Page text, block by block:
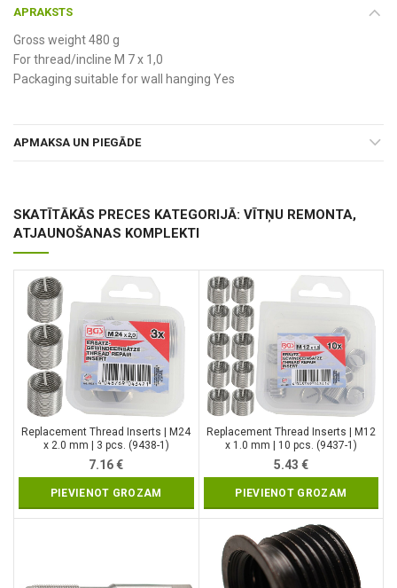
APRAKSTS
Gross weight 480 g
For thread/incline M 7 x 1,0
Packaging suitable for wall hanging Yes
APMAKSA UN PIEGĀDE
SKATĪTĀKĀS PRECES KATEGORIJĀ: VĪTŅU REMONTA,
ATJAUNOŠANAS KOMPLEKTI
Replacement Thread Inserts | M24
x 2.0 mm | 3 pcs. (9438-1)
7.16€
PIEVIENOT GROZAM
Replacement Thread Inserts | M12
x 1.0 mm | 10 pcs. (9437-1)
5.43 €
PIEVIENOT GROZAM